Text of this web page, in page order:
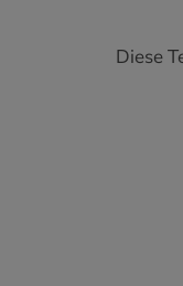
Diese